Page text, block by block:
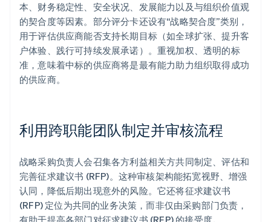
本、财务稳定性、安全状况、发展能力以及与组织价值观
的契合度等因素。部分评分卡还设有“战略契合度”类别，
用于评估供应商能否支持长期目标（如全球扩张、提升客
户体验、践行可持续发展承诺）。重视加权、透明的标
准，意味着中标的供应商将是最有能力助力组织取得成功
的供应商。
利用跨职能团队制定并审核流程
战略采购负责人会召集各方利益相关方共同制定、评估和
完善征求建议书 (RFP)。这种审核架构能拓宽视野、增强
认同，降低后期出现意外的风险。它还将征求建议书
(RFP) 定位为共同的业务决策，而非仅由采购部门负责，